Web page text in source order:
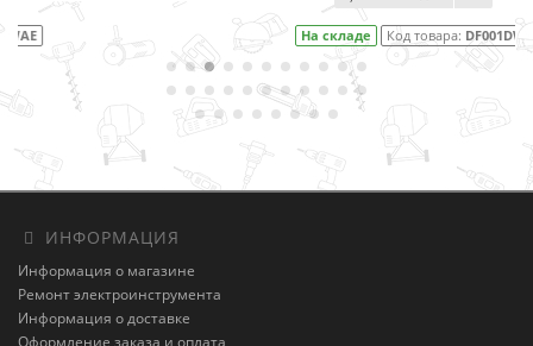
На складе Код товара:DF001DW
ИНФОРМАЦИЯ
Информация о магазине
Ремонт электроинструмента
Информация о доставке
Оформление заказа и оплата